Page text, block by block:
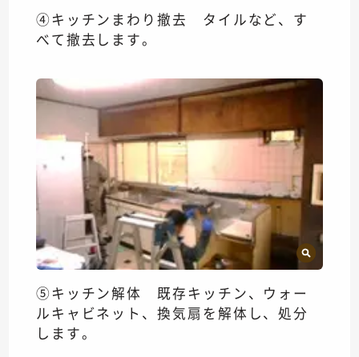
④キッチンまわり撤去 タイルなど、す
べて撤去します。
⑤キッチン解体 既存キッチン、ウォー
ルキャビネット、換気扇を解体し、処分
します。